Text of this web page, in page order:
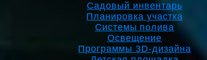
Садовый инвентарь
Планировка участка
Системы полива
Освещение
Программы 3D-дизайна